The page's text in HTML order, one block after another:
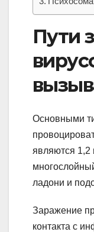
Пути
Основными
являются
ладони и
Заражение
контакта с